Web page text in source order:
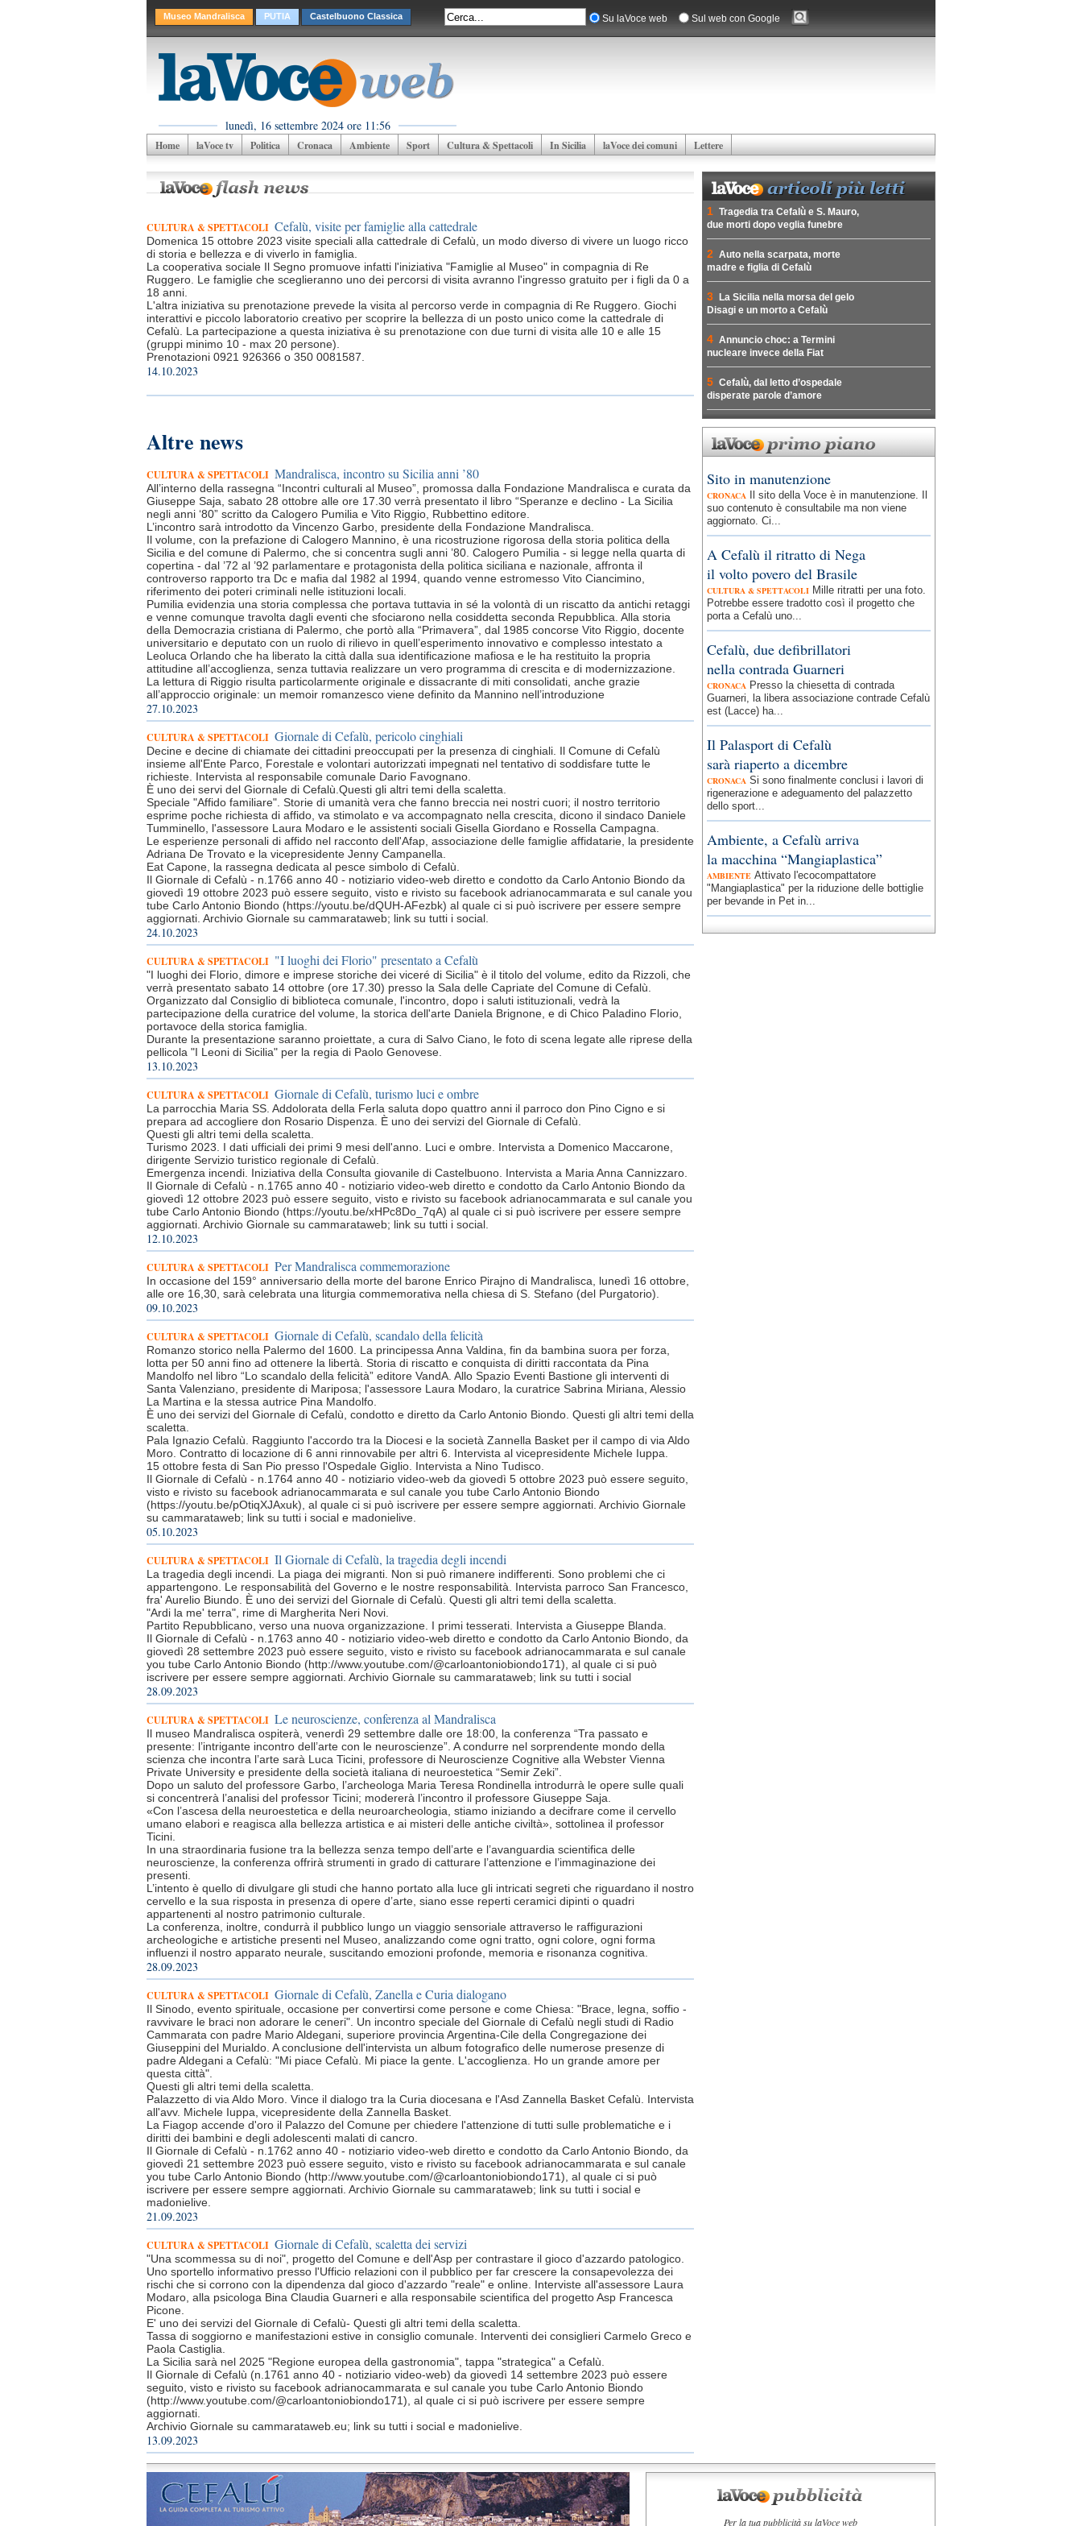
Museo Mandralisca PUTIA Castelbuono Classica Su laVoce web Sul web con Google
lunedì, 16 settembre 2024 ore 11:56
Home laVoce tv Politica Cronaca Ambiente Sport Cultura & Spettacoli In Sicilia laVoce dei comuni Lettere
CULTURA & SPETTACOLI Cefalù, visite per famiglie alla cattedrale
Domenica 15 ottobre 2023 visite speciali alla cattedrale di Cefalù, un modo diverso di vivere un luogo ricco
di storia e bellezza e di viverlo in famiglia.
La cooperativa sociale Il Segno promuove infatti l'iniziativa "Famiglie al Museo" in compagnia di Re
Ruggero. Le famiglie che sceglieranno uno dei percorsi di visita avranno l'ingresso gratuito per i figli da 0 a
18 anni.
L'altra iniziativa su prenotazione prevede la visita al percorso verde in compagnia di Re Ruggero. Giochi
interattivi e piccolo laboratorio creativo per scoprire la bellezza di un posto unico come la cattedrale di
Cefalù. La partecipazione a questa iniziativa è su prenotazione con due turni di visita alle 10 e alle 15
(gruppi minimo 10 - max 20 persone).
Prenotazioni 0921 926366 o 350 0081587.
14.10.2023
Altre news
CULTURA & SPETTACOLI Mandralisca, incontro su Sicilia anni ’80
All’interno della rassegna “Incontri culturali al Museo”, promossa dalla Fondazione Mandralisca e curata da
Giuseppe Saja, sabato 28 ottobre alle ore 17.30 verrà presentato il libro “Speranze e declino - La Sicilia
negli anni ‘80” scritto da Calogero Pumilia e Vito Riggio, Rubbettino editore.
L’incontro sarà introdotto da Vincenzo Garbo, presidente della Fondazione Mandralisca.
Il volume, con la prefazione di Calogero Mannino, è una ricostruzione rigorosa della storia politica della
Sicilia e del comune di Palermo, che si concentra sugli anni ’80. Calogero Pumilia - si legge nella quarta di
copertina - dal ’72 al ’92 parlamentare e protagonista della politica siciliana e nazionale, affronta il
controverso rapporto tra Dc e mafia dal 1982 al 1994, quando venne estromesso Vito Ciancimino,
riferimento dei poteri criminali nelle istituzioni locali.
Pumilia evidenzia una storia complessa che portava tuttavia in sé la volontà di un riscatto da antichi retaggi
e venne comunque travolta dagli eventi che sfociarono nella cosiddetta seconda Repubblica. Alla storia
della Democrazia cristiana di Palermo, che portò alla “Primavera”, dal 1985 concorse Vito Riggio, docente
universitario e deputato con un ruolo di rilievo in quell’esperimento innovativo e complesso intestato a
Leoluca Orlando che ha liberato la città dalla sua identificazione mafiosa e le ha restituito la propria
attitudine all’accoglienza, senza tuttavia realizzare un vero programma di crescita e di modernizzazione.
La lettura di Riggio risulta particolarmente originale e dissacrante di miti consolidati, anche grazie
all’approccio originale: un memoir romanzesco viene definito da Mannino nell’introduzione
27.10.2023
CULTURA & SPETTACOLI Giornale di Cefalù, pericolo cinghiali
Decine e decine di chiamate dei cittadini preoccupati per la presenza di cinghiali. Il Comune di Cefalù
insieme all'Ente Parco, Forestale e volontari autorizzati impegnati nel tentativo di soddisfare tutte le
richieste. Intervista al responsabile comunale Dario Favognano.
È uno dei servi del Giornale di Cefalù.Questi gli altri temi della scaletta.
Speciale "Affido familiare". Storie di umanità vera che fanno breccia nei nostri cuori; il nostro territorio
esprime poche richiesta di affido, va stimolato e va accompagnato nella crescita, dicono il sindaco Daniele
Tumminello, l'assessore Laura Modaro e le assistenti sociali Gisella Giordano e Rossella Campagna.
Le esperienze personali di affido nel racconto dell'Afap, associazione delle famiglie affidatarie, la presidente
Adriana De Trovato e la vicepresidente Jenny Campanella.
Eat Capone, la rassegna dedicata al pesce simbolo di Cefalù.
Il Giornale di Cefalù - n.1766 anno 40 - notiziario video-web diretto e condotto da Carlo Antonio Biondo da
giovedì 19 ottobre 2023 può essere seguito, visto e rivisto su facebook adrianocammarata e sul canale you
tube Carlo Antonio Biondo (https://youtu.be/dQUH-AFezbk) al quale ci si può iscrivere per essere sempre
aggiornati. Archivio Giornale su cammarataweb; link su tutti i social.
24.10.2023
CULTURA & SPETTACOLI "I luoghi dei Florio" presentato a Cefalù
"I luoghi dei Florio, dimore e imprese storiche dei viceré di Sicilia" è il titolo del volume, edito da Rizzoli, che
verrà presentato sabato 14 ottobre (ore 17.30) presso la Sala delle Capriate del Comune di Cefalù.
Organizzato dal Consiglio di biblioteca comunale, l'incontro, dopo i saluti istituzionali, vedrà la
partecipazione della curatrice del volume, la storica dell'arte Daniela Brignone, e di Chico Paladino Florio,
portavoce della storica famiglia.
Durante la presentazione saranno proiettate, a cura di Salvo Ciano, le foto di scena legate alle riprese della
pellicola "I Leoni di Sicilia" per la regia di Paolo Genovese.
13.10.2023
CULTURA & SPETTACOLI Giornale di Cefalù, turismo luci e ombre
La parrocchia Maria SS. Addolorata della Ferla saluta dopo quattro anni il parroco don Pino Cigno e si
prepara ad accogliere don Rosario Dispenza. È uno dei servizi del Giornale di Cefalù.
Questi gli altri temi della scaletta.
Turismo 2023. I dati ufficiali dei primi 9 mesi dell'anno. Luci e ombre. Intervista a Domenico Maccarone,
dirigente Servizio turistico regionale di Cefalù.
Emergenza incendi. Iniziativa della Consulta giovanile di Castelbuono. Intervista a Maria Anna Cannizzaro.
Il Giornale di Cefalù - n.1765 anno 40 - notiziario video-web diretto e condotto da Carlo Antonio Biondo da
giovedì 12 ottobre 2023 può essere seguito, visto e rivisto su facebook adrianocammarata e sul canale you
tube Carlo Antonio Biondo (https://youtu.be/xHPc8Do_7qA) al quale ci si può iscrivere per essere sempre
aggiornati. Archivio Giornale su cammarataweb; link su tutti i social.
12.10.2023
CULTURA & SPETTACOLI Per Mandralisca commemorazione
In occasione del 159° anniversario della morte del barone Enrico Pirajno di Mandralisca, lunedì 16 ottobre,
alle ore 16,30, sarà celebrata una liturgia commemorativa nella chiesa di S. Stefano (del Purgatorio).
09.10.2023
CULTURA & SPETTACOLI Giornale di Cefalù, scandalo della felicità
Romanzo storico nella Palermo del 1600. La principessa Anna Valdina, fin da bambina suora per forza,
lotta per 50 anni fino ad ottenere la libertà. Storia di riscatto e conquista di diritti raccontata da Pina
Mandolfo nel libro “Lo scandalo della felicità” editore VandA. Allo Spazio Eventi Bastione gli interventi di
Santa Valenziano, presidente di Mariposa; l'assessore Laura Modaro, la curatrice Sabrina Miriana, Alessio
La Martina e la stessa autrice Pina Mandolfo.
È uno dei servizi del Giornale di Cefalù, condotto e diretto da Carlo Antonio Biondo. Questi gli altri temi della
scaletta.
Pala Ignazio Cefalù. Raggiunto l'accordo tra la Diocesi e la società Zannella Basket per il campo di via Aldo
Moro. Contratto di locazione di 6 anni rinnovabile per altri 6. Intervista al vicepresidente Michele Iuppa.
15 ottobre festa di San Pio presso l'Ospedale Giglio. Intervista a Nino Tudisco.
Il Giornale di Cefalù - n.1764 anno 40 - notiziario video-web da giovedì 5 ottobre 2023 può essere seguito,
visto e rivisto su facebook adrianocammarata e sul canale you tube Carlo Antonio Biondo
(https://youtu.be/pOtiqXJAxuk), al quale ci si può iscrivere per essere sempre aggiornati. Archivio Giornale
su cammarataweb; link su tutti i social e madonielive.
05.10.2023
CULTURA & SPETTACOLI Il Giornale di Cefalù, la tragedia degli incendi
La tragedia degli incendi. La piaga dei migranti. Non si può rimanere indifferenti. Sono problemi che ci
appartengono. Le responsabilità del Governo e le nostre responsabilità. Intervista parroco San Francesco,
fra' Aurelio Biundo. È uno dei servizi del Giornale di Cefalù. Questi gli altri temi della scaletta.
"Ardi la me' terra", rime di Margherita Neri Novi.
Partito Repubblicano, verso una nuova organizzazione. I primi tesserati. Intervista a Giuseppe Blanda.
Il Giornale di Cefalù - n.1763 anno 40 - notiziario video-web diretto e condotto da Carlo Antonio Biondo, da
giovedì 28 settembre 2023 può essere seguito, visto e rivisto su facebook adrianocammarata e sul canale
you tube Carlo Antonio Biondo (http://www.youtube.com/@carloantoniobiondo171), al quale ci si può
iscrivere per essere sempre aggiornati. Archivio Giornale su cammarataweb; link su tutti i social
28.09.2023
CULTURA & SPETTACOLI Le neuroscienze, conferenza al Mandralisca
Il museo Mandralisca ospiterà, venerdì 29 settembre dalle ore 18:00, la conferenza “Tra passato e
presente: l’intrigante incontro dell’arte con le neuroscienze”. A condurre nel sorprendente mondo della
scienza che incontra l’arte sarà Luca Ticini, professore di Neuroscienze Cognitive alla Webster Vienna
Private University e presidente della società italiana di neuroestetica “Semir Zeki”.
Dopo un saluto del professore Garbo, l’archeologa Maria Teresa Rondinella introdurrà le opere sulle quali
si concentrerà l’analisi del professor Ticini; modererà l’incontro il professore Giuseppe Saja.
«Con l’ascesa della neuroestetica e della neuroarcheologia, stiamo iniziando a decifrare come il cervello
umano elabori e reagisca alla bellezza artistica e ai misteri delle antiche civiltà», sottolinea il professor
Ticini.
In una straordinaria fusione tra la bellezza senza tempo dell’arte e l’avanguardia scientifica delle
neuroscienze, la conferenza offrirà strumenti in grado di catturare l’attenzione e l’immaginazione dei
presenti.
L’intento è quello di divulgare gli studi che hanno portato alla luce gli intricati segreti che riguardano il nostro
cervello e la sua risposta in presenza di opere d’arte, siano esse reperti ceramici dipinti o quadri
appartenenti al nostro patrimonio culturale.
La conferenza, inoltre, condurrà il pubblico lungo un viaggio sensoriale attraverso le raffigurazioni
archeologiche e artistiche presenti nel Museo, analizzando come ogni tratto, ogni colore, ogni forma
influenzi il nostro apparato neurale, suscitando emozioni profonde, memoria e risonanza cognitiva.
28.09.2023
CULTURA & SPETTACOLI Giornale di Cefalù, Zanella e Curia dialogano
Il Sinodo, evento spirituale, occasione per convertirsi come persone e come Chiesa: "Brace, legna, soffio -
ravvivare le braci non adorare le ceneri". Un incontro speciale del Giornale di Cefalù negli studi di Radio
Cammarata con padre Mario Aldegani, superiore provincia Argentina-Cile della Congregazione dei
Giuseppini del Murialdo. A conclusione dell'intervista un album fotografico delle numerose presenze di
padre Aldegani a Cefalù: "Mi piace Cefalù. Mi piace la gente. L'accoglienza. Ho un grande amore per
questa città".
Questi gli altri temi della scaletta.
Palazzetto di via Aldo Moro. Vince il dialogo tra la Curia diocesana e l'Asd Zannella Basket Cefalù. Intervista
all'avv. Michele Iuppa, vicepresidente della Zannella Basket.
La Fiagop accende d'oro il Palazzo del Comune per chiedere l'attenzione di tutti sulle problematiche e i
diritti dei bambini e degli adolescenti malati di cancro.
Il Giornale di Cefalù - n.1762 anno 40 - notiziario video-web diretto e condotto da Carlo Antonio Biondo, da
giovedì 21 settembre 2023 può essere seguito, visto e rivisto su facebook adrianocammarata e sul canale
you tube Carlo Antonio Biondo (http://www.youtube.com/@carloantoniobiondo171), al quale ci si può
iscrivere per essere sempre aggiornati. Archivio Giornale su cammarataweb; link su tutti i social e
madonielive.
21.09.2023
CULTURA & SPETTACOLI Giornale di Cefalù, scaletta dei servizi
"Una scommessa su di noi", progetto del Comune e dell'Asp per contrastare il gioco d'azzardo patologico.
Uno sportello informativo presso l'Ufficio relazioni con il pubblico per far crescere la consapevolezza dei
rischi che si corrono con la dipendenza dal gioco d'azzardo "reale" e online. Interviste all'assessore Laura
Modaro, alla psicologa Bina Claudia Guarneri e alla responsabile scientifica del progetto Asp Francesca
Picone.
E' uno dei servizi del Giornale di Cefalù- Questi gli altri temi della scaletta.
Tassa di soggiorno e manifestazioni estive in consiglio comunale. Interventi dei consiglieri Carmelo Greco e
Paola Castiglia.
La Sicilia sarà nel 2025 "Regione europea della gastronomia", tappa "strategica" a Cefalù.
Il Giornale di Cefalù (n.1761 anno 40 - notiziario video-web) da giovedì 14 settembre 2023 può essere
seguito, visto e rivisto su facebook adrianocammarata e sul canale you tube Carlo Antonio Biondo
(http://www.youtube.com/@carloantoniobiondo171), al quale ci si può iscrivere per essere sempre
aggiornati.
Archivio Giornale su cammarataweb.eu; link su tutti i social e madonielive.
13.09.2023
1 Tragedia tra Cefalù e S. Mauro,
due morti dopo veglia funebre
2 Auto nella scarpata, morte
madre e figlia di Cefalù
3
La Sicilia nella morsa del gelo
Disagi e un morto a Cefalù
4 Annuncio choc: a Termini
nucleare invece della Fiat
5 Cefalù, dal letto d’ospedale
disperate parole d’amore
Sito in manutenzione
CRONACA
Il sito della Voce è in manutenzione. Il
suo contenuto è consultabile ma non viene
aggiornato. Ci...
A Cefalù il ritratto di Nega
il volto povero del Brasile
CULTURA & SPETTACOLI Mille ritratti per una foto.
Potrebbe essere tradotto così il progetto che
porta a Cefalù uno...
Cefalù, due defibrillatori
nella contrada Guarneri
CRONACA Presso la chiesetta di contrada
Guarneri, la libera associazione contrade Cefalù
est (Lacce) ha...
Il Palasport di Cefalù
sarà riaperto a dicembre
CRONACA Si sono finalmente conclusi i lavori di
rigenerazione e adeguamento del palazzetto
dello sport...
Ambiente, a Cefalù arriva
la macchina “Mangiaplastica”
AMBIENTE Attivato l'ecocompattatore
"Mangiaplastica" per la riduzione delle bottiglie
per bevande in Pet in...
Per la tua pubblicità su laVoce web